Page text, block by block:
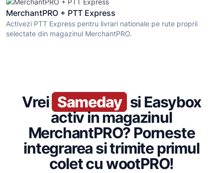
MerchantPRO + PTT Express
Activezi PTT Express pentru livrari nationale pe rute proprii
selectate din magazinul MerchantPRO.
Vrei Sameday si Easybox
activ in magazinul
MerchantPRO? Porneste
integrarea si trimite primul
colet cu wootPRO!